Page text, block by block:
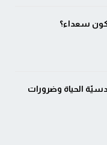
سعداء؟
الحياة وضرورات